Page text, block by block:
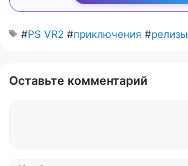
#PS VR2 #приключения #релизы
Оставьте комментарий